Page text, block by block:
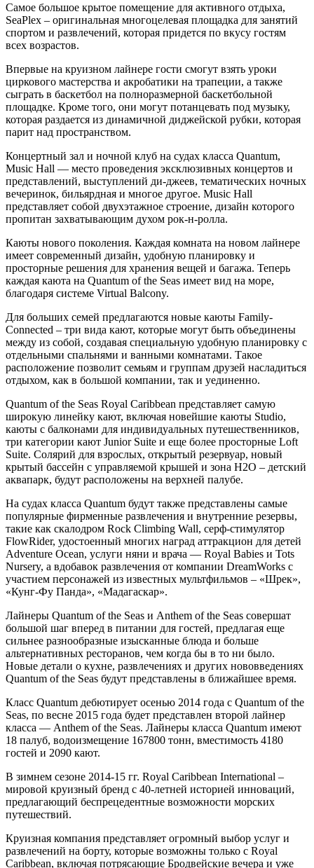
Самое большое крытое помещение для активного отдыха,
SeaPlex – оригинальная многоцелевая площадка для занятий
спортом и развлечений, которая придется по вкусу гостям
всех возрастов.
Впервые на круизном лайнере гости смогут взять уроки
циркового мастерства и акробатики на трапеции, а также
сыграть в баскетбол на полноразмерной баскетбольной
площадке. Кроме того, они могут потанцевать под музыку,
которая раздается из динамичной диджейской рубки, которая
парит над пространством.
Концертный зал и ночной клуб на судах класса Quantum,
Music Hall — место проведения эксклюзивных концертов и
представлений, выступлений ди-джеев, тематических ночных
вечеринок, бильярдная и многое другое. Music Hall
представляет собой двухэтажное строение, дизайн которого
пропитан захватывающим духом рок-н-ролла.
Каюты нового поколения. Каждая комната на новом лайнере
имеет современный дизайн, удобную планировку и
просторные решения для хранения вещей и багажа. Теперь
каждая каюта на Quantum of the Seas имеет вид на море,
благодаря системе Virtual Balcony.
Для больших семей предлагаются новые каюты Family-
Connected – три вида кают, которые могут быть объединены
между из собой, создавая специальную удобную планировку с
отдельными спальнями и ванными комнатами. Такое
расположение позволит семьям и группам друзей насладиться
отдыхом, как в большой компании, так и уединенно.
Quantum of the Seas Royal Caribbean представляет самую
широкую линейку кают, включая новейшие каюты Studio,
каюты с балконами для индивидуальных путешественников,
три категории кают Junior Suite и еще более просторные Loft
Suite. Солярий для взрослых, открытый резервуар, новый
крытый бассейн с управляемой крышей и зона H2O – детский
аквапарк, будут расположены на верхней палубе.
На судах класса Quantum будут также представлены самые
популярные фирменные развлечения и внутренние резервы,
такие как скалодром Rock Climbing Wall, серф-стимулятор
FlowRider, удостоенный многих наград аттракцион для детей
Adventure Ocean, услуги няни и врача — Royal Babies и Tots
Nursery, а вдобавок развлечения от компании DreamWorks с
участием персонажей из известных мультфильмов – «Шрек»,
«Кунг-Фу Панда», «Мадагаскар».
Лайнеры Quantum of the Seas и Anthem of the Seas совершат
большой шаг вперед в питании для гостей, предлагая еще
сильнее разнообразные изысканные блюда и больше
альтернативных ресторанов, чем когда бы в то ни было.
Новые детали о кухне, развлечениях и других нововведениях
Quantum of the Seas будут представлены в ближайшее время.
Класс Quantum дебютирует осенью 2014 года с Quantum of the
Seas, по весне 2015 года будет представлен второй лайнер
класса — Anthem of the Seas. Лайнеры класса Quantum имеют
18 палуб, водоизмещение 167800 тонн, вместимость 4180
гостей и 2090 кают.
В зимнем сезоне 2014-15 гг. Royal Caribbean International –
мировой круизный бренд с 40-летней историей инноваций,
предлагающий беспрецедентные возможности морских
путешествий.
Круизная компания представляет огромный выбор услуг и
развлечений на борту, которые возможны только с Royal
Caribbean, включая потрясающие Бродвейские вечера и уже